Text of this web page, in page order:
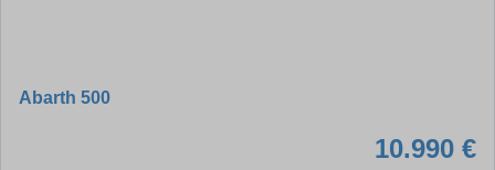
Abarth 500
10.990 €